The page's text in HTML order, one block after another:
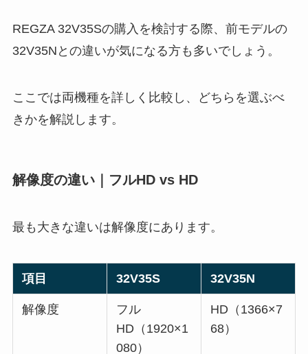
REGZA 32V35Sの購入を検討する際、前モデルの
32V35Nとの違いが気になる方も多いでしょう。
ここでは両機種を詳しく比較し、どちらを選ぶべ
きかを解説します。
解像度の違い｜フルHD vs HD
最も大きな違いは解像度にあります。
項目 32V35S 32V35N
解像度
フル
HD（1920×1
080）
HD（1366×7
68）